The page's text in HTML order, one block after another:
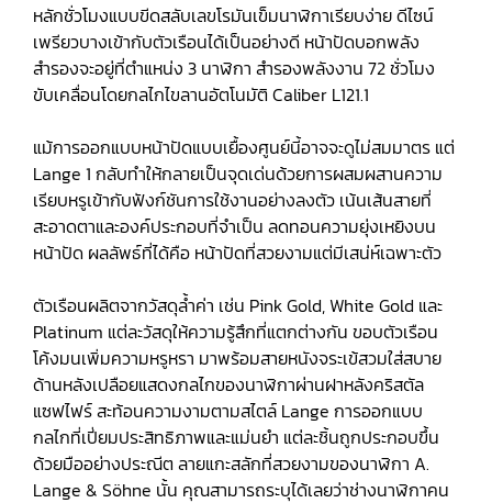
หลักชั่วโมงแบบขีดสลับเลขโรมันเข็มนาฬิกาเรียบง่าย ดีไซน์
เพรียวบางเข้ากับตัวเรือนได้เป็นอย่างดี หน้าปัดบอกพลัง
สำรองจะอยู่ที่ตำแหน่ง 3 นาฬิกา สำรองพลังงาน 72 ชั่วโมง
ขับเคลื่อนโดยกลไกไขลานอัตโนมัติ Caliber L121.1
แม้การออกแบบหน้าปัดแบบเยื้องศูนย์นี้อาจจะดูไม่สมมาตร แต่
Lange 1 กลับทำให้กลายเป็นจุดเด่นด้วยการผสมผสานความ
เรียบหรูเข้ากับฟังก์ชันการใช้งานอย่างลงตัว เน้นเส้นสายที่
สะอาดตาและองค์ประกอบที่จำเป็น ลดทอนความยุ่งเหยิงบน
หน้าปัด ผลลัพธ์ที่ได้คือ หน้าปัดที่สวยงามแต่มีเสน่ห์เฉพาะตัว
ตัวเรือนผลิตจากวัสดุล้ำค่า เช่น Pink Gold, White Gold และ
Platinum แต่ละวัสดุให้ความรู้สึกที่แตกต่างกัน ขอบตัวเรือน
โค้งมนเพิ่มความหรูหรา มาพร้อมสายหนังจระเข้สวมใส่สบาย
ด้านหลังเปลือยแสดงกลไกของนาฬิกาผ่านฝาหลังคริสตัล
แซฟไฟร์ สะท้อนความงามตามสไตล์ Lange การออกแบบ
กลไกที่เปี่ยมประสิทธิภาพและแม่นยำ แต่ละชิ้นถูกประกอบขึ้น
ด้วยมืออย่างประณีต ลายแกะสลักที่สวยงามของนาฬิกา A.
Lange & Söhne นั้น คุณสามารถระบุได้เลยว่าช่างนาฬิกาคน